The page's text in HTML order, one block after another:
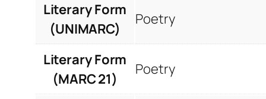
Literary Form
(UNIMARC)
Poetry
Literary Form
(MARC 21)
Poetry